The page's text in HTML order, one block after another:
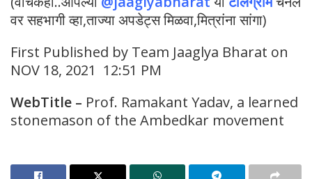
वर सहभागी व्हा,ताज्या अपडेट्स मिळवा,मित्रांना सांगा)
First Published by Team Jaaglya Bharat on
NOV 18, 2021 12:51 PM
WebTitle – Prof. Ramakant Yadav, a learned
stonemason of the Ambedkar movement